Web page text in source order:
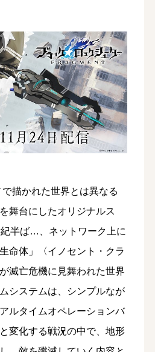
描かれた世界とは異なる
舞台にしたオリジナルス
半ば…、ネットワーク上に
命体」〈イノセント・クラ
滅亡危機に見舞われた世界
システムは、シンプルなが
ルタイムオペレーションバ
変化する戦況の中で、地形